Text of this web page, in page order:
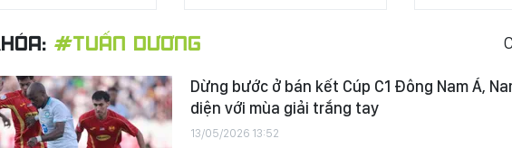
#TUẤN DƯƠNG
Dừng bước ở bán kết Cúp C1 Đông Nam Á,
diện với mùa giải trắng tay
13/05/2026 13:52